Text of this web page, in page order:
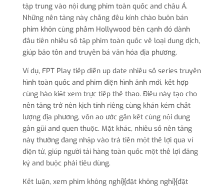
tập trung vào nội dung phim toàn quốc and châu Á.
Những nền tảng này chẳng đều kính chào buôn bán
phim khôn cùng phẩm Hollywood bên cạnh đó dành
đầu tiên nhiều số tập phim toàn quốc về loại dung dịch,
giúp bảo tồn and truyền bá văn hóa địa phương.
Ví dụ, FPT Play tiếp diễn up date nhiều số series truyền
hình toàn quốc and phim điện hình ảnh mới, kết hợp
cùng hào kiệt xem trực tiếp thể thao. Điều này tạo cho
nền tảng trở nên kịch tính riêng cùng khán kém chất
lượng địa phương, vốn ao ước gắn kết cùng nội dung
gần gũi and quen thuộc. Mặt khác, nhiều số nền tảng
này thường đang nhập vào trả tiền một thể lợi qua ví
điện tử, giúp người tải hàng toàn quốc một thể lợi đăng
ký and buộc phải tiêu dùng.
Kết luận, xem phim không nghỉ}{đặt không nghỉ}{đặt